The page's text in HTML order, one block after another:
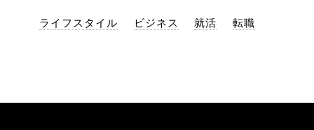
ライフスタイル ビジネス 就活 転職